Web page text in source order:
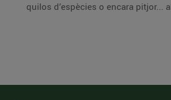
quilos d’espècies o encara pitjor...